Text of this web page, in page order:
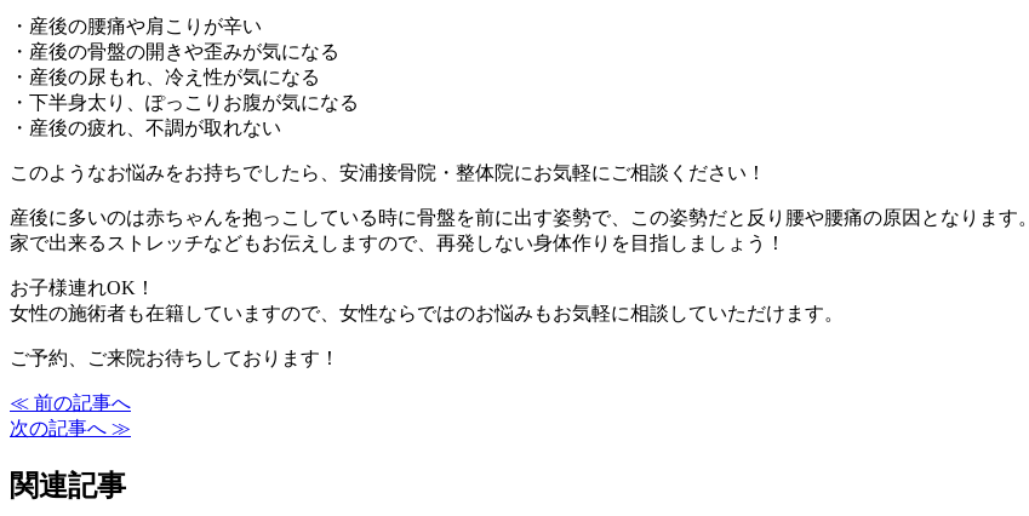
・産後の腰痛や肩こりが辛い
・産後の骨盤の開きや歪みが気になる
・産後の尿もれ、冷え性が気になる
・下半身太り、ぽっこりお腹が気になる
・産後の疲れ、不調が取れない
このようなお悩みをお持ちでしたら、安浦接骨院・整体院にお気軽にご相談ください！
産後に多いのは赤ちゃんを抱っこしている時に骨盤を前に出す姿勢で、この姿勢だと反り腰や腰痛の原因となります。
家で出来るストレッチなどもお伝えしますので、再発しない身体作りを目指しましょう！
お子様連れOK！
女性の施術者も在籍していますので、女性ならではのお悩みもお気軽に相談していただけます。
ご予約、ご来院お待ちしております！
≪ 前の記事へ
次の記事へ ≫
関連記事